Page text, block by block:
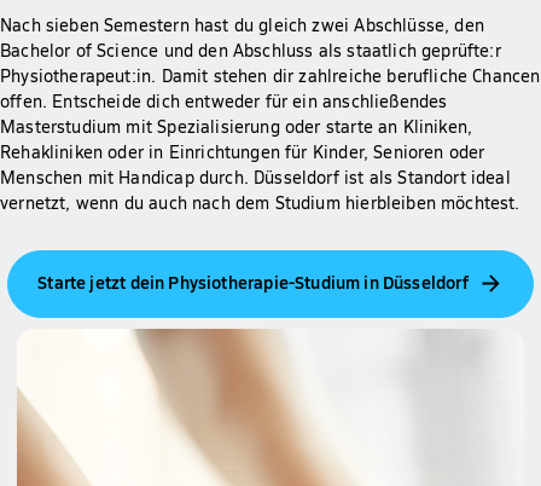
Nach sieben Semestern hast du gleich zwei Abschlüsse, den
Bachelor of Science und den Abschluss als staatlich geprüfte:r
Physiotherapeut:in. Damit stehen dir zahlreiche berufliche Chancen
offen. Entscheide dich entweder für ein anschließendes
Masterstudium mit Spezialisierung oder starte an Kliniken,
Rehakliniken oder in Einrichtungen für Kinder, Senioren oder
Menschen mit Handicap durch. Düsseldorf ist als Standort ideal
vernetzt, wenn du auch nach dem Studium hierbleiben möchtest.
Starte jetzt dein Physiotherapie-Studium in Düsseldorf